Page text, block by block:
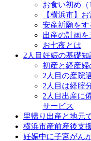
お食い初め（
【横浜市】
安産祈願をす
出産の計画
お七夜とは
2人目妊娠の基礎
初産と経産
2人目の産院
2人目は経腟
2人目出産に
サービス
里帰り出産と地元
横浜市産前産後支
妊娠中に子宮がん